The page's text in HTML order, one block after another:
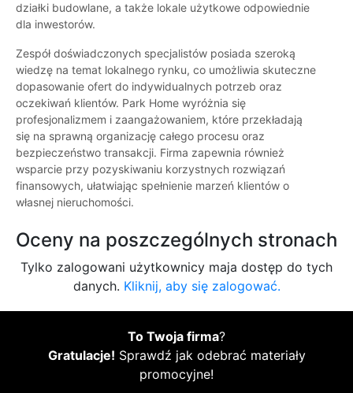
działki budowlane, a także lokale użytkowe odpowiednie
dla inwestorów.
Zespół doświadczonych specjalistów posiada szeroką
wiedzę na temat lokalnego rynku, co umożliwia skuteczne
dopasowanie ofert do indywidualnych potrzeb oraz
oczekiwań klientów. Park Home wyróżnia się
profesjonalizmem i zaangażowaniem, które przekładają
się na sprawną organizację całego procesu oraz
bezpieczeństwo transakcji. Firma zapewnia również
wsparcie przy pozyskiwaniu korzystnych rozwiązań
finansowych, ułatwiając spełnienie marzeń klientów o
własnej nieruchomości.
Oceny na poszczególnych stronach
Tylko zalogowani użytkownicy maja dostęp do tych
danych. Kliknij, aby się zalogować.
To Twoja firma?
Gratulacje! Sprawdź jak odebrać materiały
promocyjne!